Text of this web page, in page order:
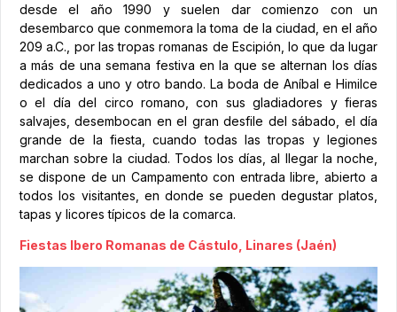
desde el año 1990 y suelen dar comienzo con un
desembarco que conmemora la toma de la ciudad, en el año
209 a.C., por las tropas romanas de Escipión, lo que da lugar
a más de una semana festiva en la que se alternan los días
dedicados a uno y otro bando. La boda de Aníbal e Himilce
o el día del circo romano, con sus gladiadores y fieras
salvajes, desembocan en el gran desfile del sábado, el día
grande de la fiesta, cuando todas las tropas y legiones
marchan sobre la ciudad. Todos los días, al llegar la noche,
se dispone de un Campamento con entrada libre, abierto a
todos los visitantes, en donde se pueden degustar platos,
tapas y licores típicos de la comarca.
Fiestas Ibero Romanas de Cástulo, Linares (Jaén)